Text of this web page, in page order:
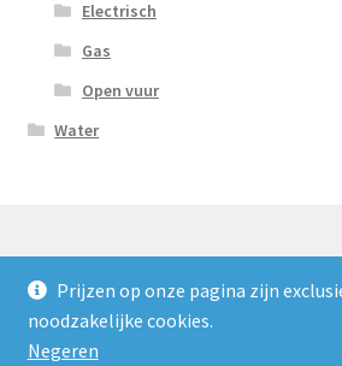
Prijzen op onze pagina zijn
noodzakelijke cookies.
Negeren
Electrisch
Gas
Open vuur
Water
© Nooijens Verhuur 2026
Privacybeleid
Gebouwd met